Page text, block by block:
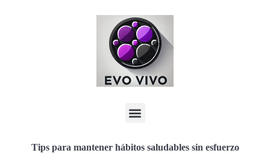
Tips para mantener hábitos saludables sin esfuerzo